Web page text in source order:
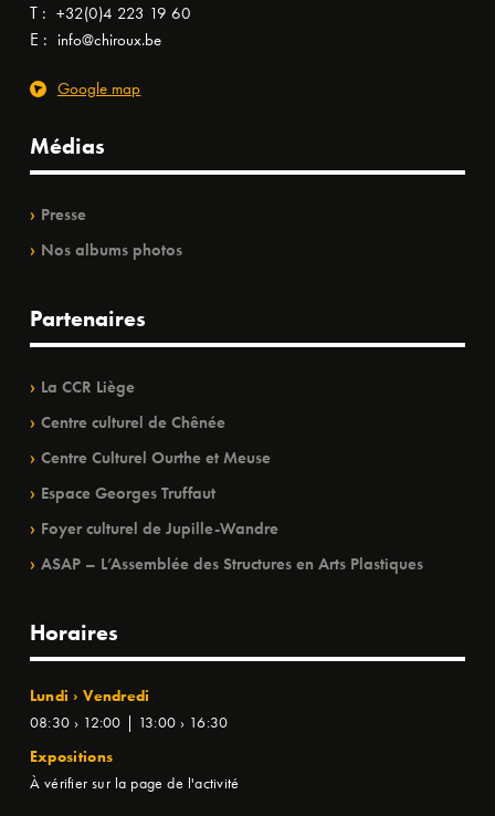
T : +32(0)4 223 19 60
E : info@chiroux.be
Google map
Médias
Presse
Nos albums photos
Partenaires
La CCR Liège
Centre culturel de Chênée
Centre Culturel Ourthe et Meuse
Espace Georges Truffaut
Foyer culturel de Jupille-Wandre
ASAP – L’Assemblée des Structures en Arts Plastiques
Horaires
Lundi › Vendredi
08:30 › 12:00 | 13:00 › 16:30
Expositions
À vérifier sur la page de l'activité